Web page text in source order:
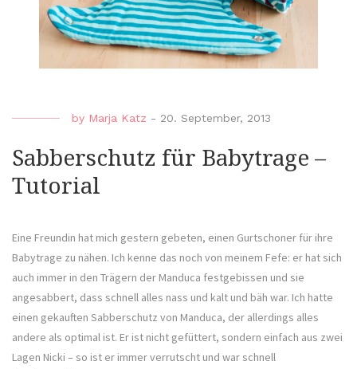
by Marja Katz - 20. September, 2013
Sabberschutz für Babytrage –
Tutorial
Eine Freundin hat mich gestern gebeten, einen Gurtschoner für ihre
Babytrage zu nähen. Ich kenne das noch von meinem Fefe: er hat sich
auch immer in den Trägern der Manduca festgebissen und sie
angesabbert, dass schnell alles nass und kalt und bäh war. Ich hatte
einen gekauften Sabberschutz von Manduca, der allerdings alles
andere als optimal ist. Er ist nicht gefüttert, sondern einfach aus zwei
Lagen Nicki – so ist er immer verrutscht und war schnell